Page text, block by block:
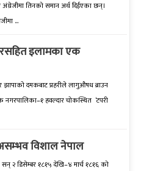
तिनको समान अर्थ दिईएका छन्।
...
इलामका एक
दमकबाट प्रहरीले लागुऔषध ब्राउन
हवल्दार चोकस्थित ‘टपरी
विशाल नेपाल
२ डिसेम्बर १८१५ देखि–४ मार्च १८१६ को